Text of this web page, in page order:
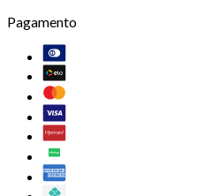
Pagamento